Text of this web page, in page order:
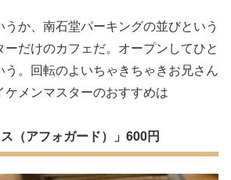
か、南石堂パーキングの並びという
だけのカフェだ。オープンしてひと
う。回転のよいちゃきちゃきお兄さん
ケメンマスターのおすすめは
（アフォガード）」600円